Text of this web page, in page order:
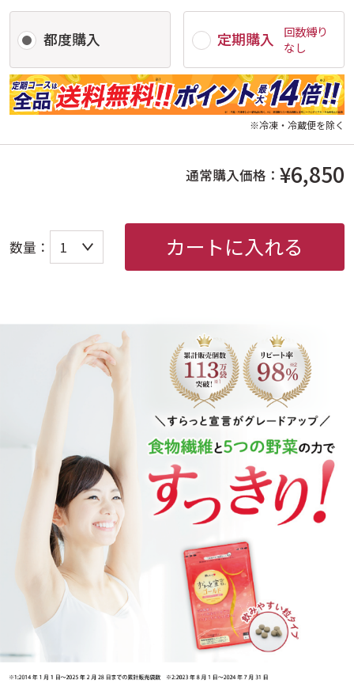
都度購入 定期購入
回数縛り
なし
※冷凍・冷蔵便を除く
通常購入価格：¥6,850
数量： カートに入れる